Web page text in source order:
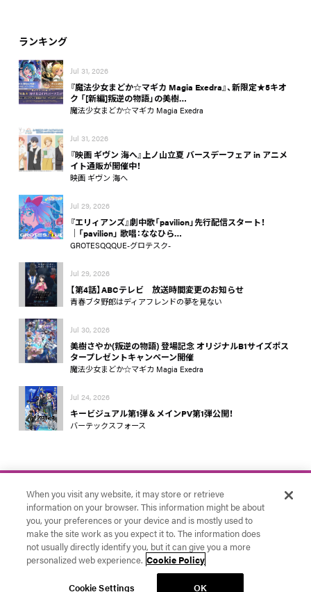
ランキング
Jul 31, 2026
『魔法少女まどか☆マギカ Magia Exedra』、新限定★5キオ
ク 「[新編]叛逆の物語」の美樹…
魔法少女まどか☆マギカ Magia Exedra
Jul 31, 2026
『映画 ギヴン 海へ』上ノ山立夏 バースデーフェア in アニメ
イト通販が開催中！
映画 ギヴン 海へ
Jul 29, 2026
『エリィアンズ』劇中歌「pavilion」先行配信スタート！
│「pavilion」 歌唱：ななひら…
GROTESQQQUE-グロテスク-
Jul 29, 2026
【第4話】ABCテレビ 放送時間変更のお知らせ
青春ブタ野郎はディアフレンドの夢を見ない
Jul 30, 2026
美樹さやか(叛逆の物語) 登場記念 オリジナルB1サイズポス
タープレゼントキャンペーン開催
魔法少女まどか☆マギカ Magia Exedra
Jul 24, 2026
キービジュアル第1弾＆メインPV第1弾公開！
バーテックスフォース
お問い合わせ アニプレックス
Cookie Settings
© Aniplex Inc. All rights reserved.
When you visit any website, it may store or retrieve
information on your browser. This information might be about
you, your preferences or your device and is mostly used to
make the site work as you expect it to. The information does
not usually directly identify you, but it can give you a more
personalized web experience. Cookie Policy
Cookie Settings OK